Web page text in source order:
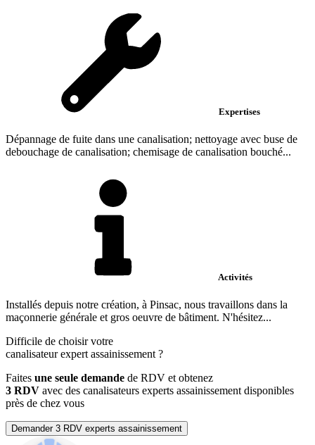
Expertises
Dépannage de fuite dans une canalisation; nettoyage avec buse de
debouchage de canalisation; chemisage de canalisation bouché...
Activités
Installés depuis notre création, à Pinsac, nous travaillons dans la
maçonnerie générale et gros oeuvre de bâtiment. N'hésitez...
Difficile de choisir votre
canalisateur expert assainissement ?
Faites une seule demande de RDV et obtenez
3 RDV avec des canalisateurs experts assainissement disponibles
près de chez vous
Demander 3 RDV experts assainissement